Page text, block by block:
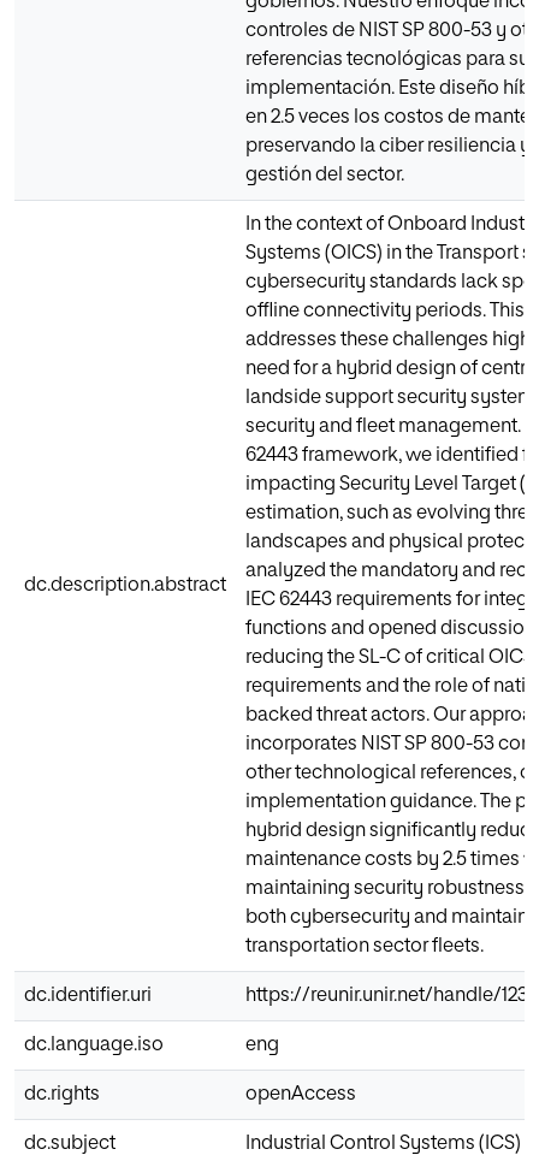
controles de NIST SP 800-53 y
referencias tecnológicas para su
implementación. Este diseño
en 2.5 veces los costos de
preservando la ciber resiliencia y
gestión del sector.
dc.description.abstract
In the context of Onboard
Systems (OICS) in the Transport
cybersecurity standards lack
offline connectivity periods. This
addresses these challenges
need for a hybrid design of
landside support security system
security and fleet management.
62443 framework, we identified
impacting Security Level Target
estimation, such as evolving
landscapes and physical
analyzed the mandatory and
IEC 62443 requirements for
functions and opened
reducing the SL-C of critical OICS
requirements and the role of
backed threat actors. Our
incorporates NIST SP 800-53
other technological references,
implementation guidance. The
hybrid design significantly
maintenance costs by 2.5 times
maintaining security robustness,
both cybersecurity and
transportation sector fleets.
dc.identifier.uri https://reunir.unir.net/handle/
dc.language.iso eng
dc.rights openAccess
dc.subject Industrial Control Systems (ICS)